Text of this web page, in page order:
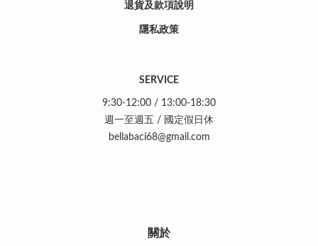
退貨及款項說明
隱私政策
SERVICE
9:30-12:00 / 13:00-18:30
週一至週五 / 國定假日休
bellabaci68@gmail.com
關於